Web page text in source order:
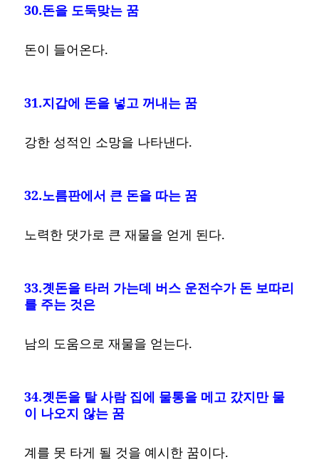
30.돈을 도둑맞는 꿈
돈이 들어온다.
31.지갑에 돈을 넣고 꺼내는 꿈
강한 성적인 소망을 나타낸다.
32.노름판에서 큰 돈을 따는 꿈
노력한 댓가로 큰 재물을 얻게 된다.
33.곗돈을 타러 가는데 버스 운전수가 돈 보따리
를 주는 것은
남의 도움으로 재물을 얻는다.
34.곗돈을 탈 사람 집에 물통을 메고 갔지만 물
이 나오지 않는 꿈
계를 못 타게 될 것을 예시한 꿈이다.